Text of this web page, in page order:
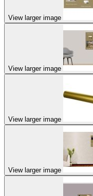
View larger image
View larger image
View larger image
View larger image